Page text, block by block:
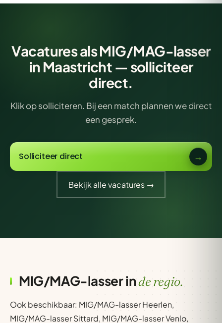
Vacatures als MIG/MAG-lasser
in Maastricht — solliciteer
direct.
Klik op solliciteren. Bij een match plannen we direct
een gesprek.
Solliciteer direct
Bekijk alle vacatures →
MIG/MAG-lasser inde regio.
Ook beschikbaar: MIG/MAG-lasser Heerlen,
MIG/MAG-lasser Sittard, MIG/MAG-lasser Venlo,